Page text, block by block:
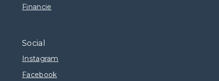
Financie
Social
Instagram
Facebook